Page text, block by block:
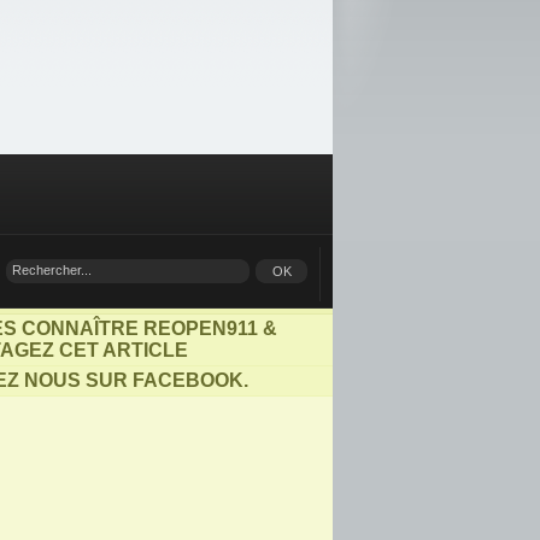
CONNAÎTRE REOPEN911 &
CET ARTICLE
NOUS SUR FACEBOOK.